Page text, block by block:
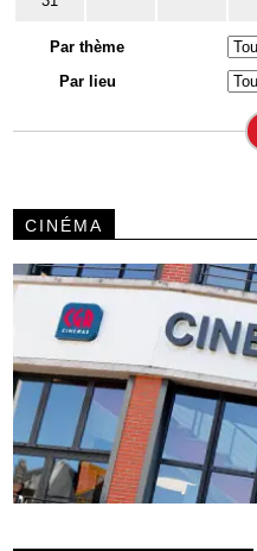
Par thème
Par lieu
CINÉMA